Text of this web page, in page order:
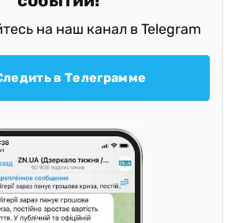
на наш канал в Telegram
в Телеграмме